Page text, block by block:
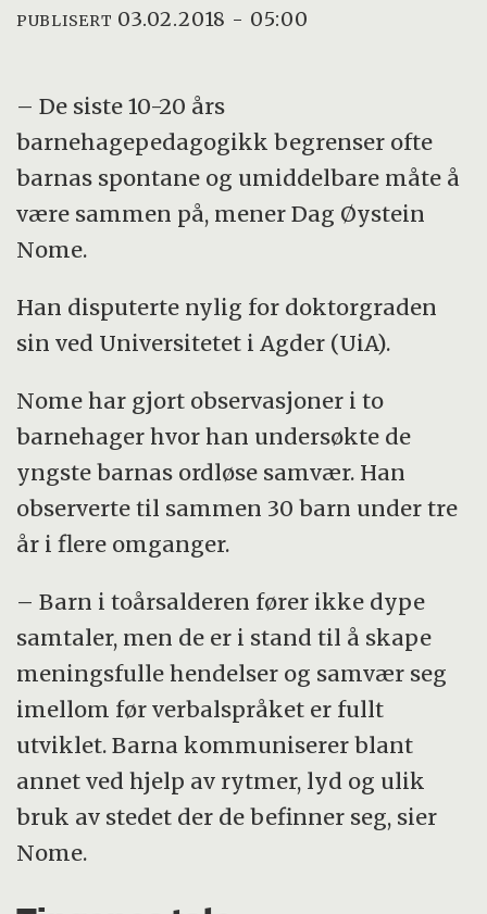
PUBLISERT 03.02.2018 - 05:00
– De siste 10-20 års
barnehagepedagogikk begrenser ofte
barnas spontane og umiddelbare måte å
være sammen på, mener Dag Øystein
Nome.
Han disputerte nylig for doktorgraden
sin ved Universitetet i Agder (UiA).
Nome har gjort observasjoner i to
barnehager hvor han undersøkte de
yngste barnas ordløse samvær. Han
observerte til sammen 30 barn under tre
år i flere omganger.
– Barn i toårsalderen fører ikke dype
samtaler, men de er i stand til å skape
meningsfulle hendelser og samvær seg
imellom før verbalspråket er fullt
utviklet. Barna kommuniserer blant
annet ved hjelp av rytmer, lyd og ulik
bruk av stedet der de befinner seg, sier
Nome.